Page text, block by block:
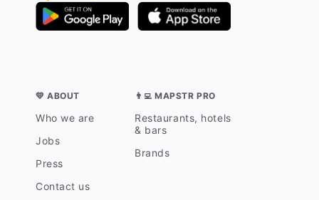
💛 ABOUT
Who we are
Jobs
Press
Contact us
👨‍💻 MAPSTR PRO
Restaurants, hotels
& bars
Brands